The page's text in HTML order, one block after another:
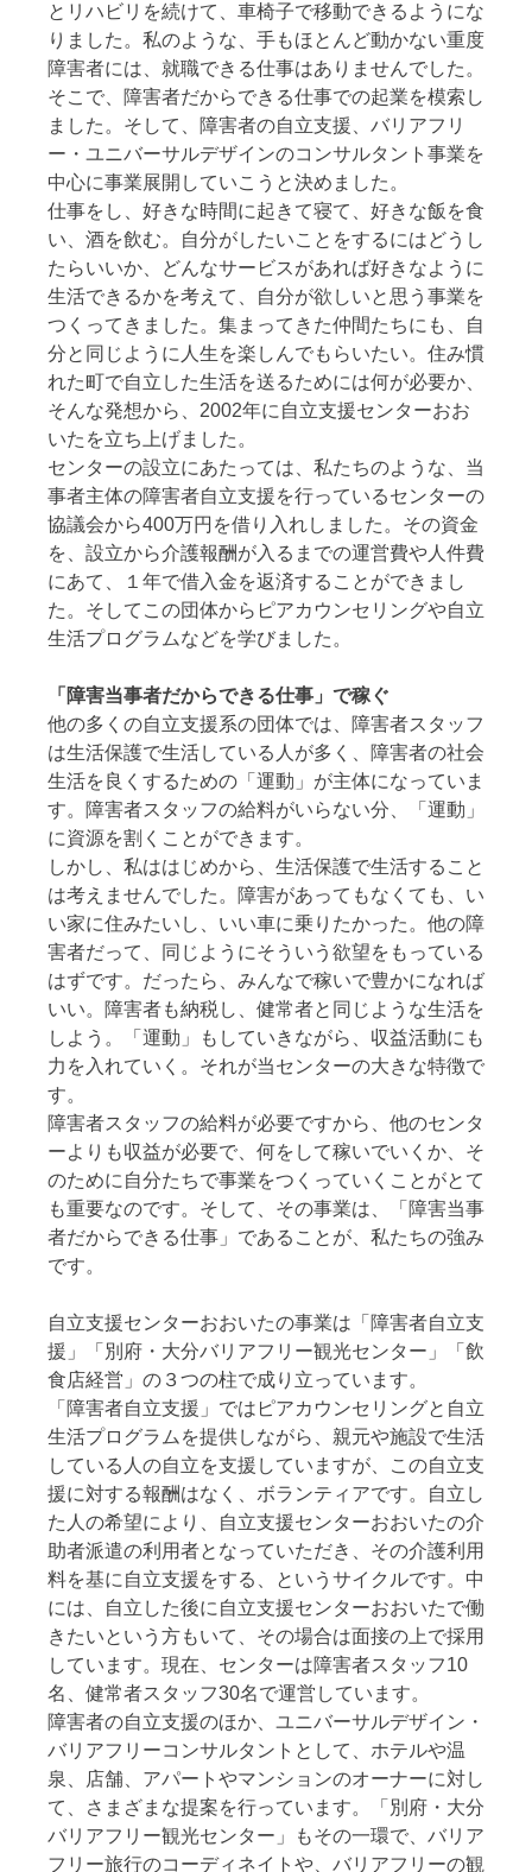
とリハビリを続けて、車椅子で移動できるようにな
りました。私のような、手もほとんど動かない重度
障害者には、就職できる仕事はありませんでした。
そこで、障害者だからできる仕事での起業を模索し
ました。そして、障害者の自立支援、バリアフリ
ー・ユニバーサルデザインのコンサルタント事業を
中心に事業展開していこうと決めました。
仕事をし、好きな時間に起きて寝て、好きな飯を食
い、酒を飲む。自分がしたいことをするにはどうし
たらいいか、どんなサービスがあれば好きなように
生活できるかを考えて、自分が欲しいと思う事業を
つくってきました。集まってきた仲間たちにも、自
分と同じように人生を楽しんでもらいたい。住み慣
れた町で自立した生活を送るためには何が必要か、
そんな発想から、2002年に自立支援センターおお
いたを立ち上げました。
センターの設立にあたっては、私たちのような、当
事者主体の障害者自立支援を行っているセンターの
協議会から400万円を借り入れしました。その資金
を、設立から介護報酬が入るまでの運営費や人件費
にあて、１年で借入金を返済することができまし
た。そしてこの団体からピアカウンセリングや自立
生活プログラムなどを学びました。
「障害当事者だからできる仕事」で稼ぐ
他の多くの自立支援系の団体では、障害者スタッフ
は生活保護で生活している人が多く、障害者の社会
生活を良くするための「運動」が主体になっていま
す。障害者スタッフの給料がいらない分、「運動」
に資源を割くことができます。
しかし、私ははじめから、生活保護で生活すること
は考えませんでした。障害があってもなくても、い
い家に住みたいし、いい車に乗りたかった。他の障
害者だって、同じようにそういう欲望をもっている
はずです。だったら、みんなで稼いで豊かになれば
いい。障害者も納税し、健常者と同じような生活を
しよう。「運動」もしていきながら、収益活動にも
力を入れていく。それが当センターの大きな特徴で
す。
障害者スタッフの給料が必要ですから、他のセンタ
ーよりも収益が必要で、何をして稼いでいくか、そ
のために自分たちで事業をつくっていくことがとて
も重要なのです。そして、その事業は、「障害当事
者だからできる仕事」であることが、私たちの強み
です。
自立支援センターおおいたの事業は「障害者自立支
援」「別府・大分バリアフリー観光センター」「飲
食店経営」の３つの柱で成り立っています。
「障害者自立支援」ではピアカウンセリングと自立
生活プログラムを提供しながら、親元や施設で生活
している人の自立を支援していますが、この自立支
援に対する報酬はなく、ボランティアです。自立し
た人の希望により、自立支援センターおおいたの介
助者派遣の利用者となっていただき、その介護利用
料を基に自立支援をする、というサイクルです。中
には、自立した後に自立支援センターおおいたで働
きたいという方もいて、その場合は面接の上で採用
しています。現在、センターは障害者スタッフ10
名、健常者スタッフ30名で運営しています。
障害者の自立支援のほか、ユニバーサルデザイン・
バリアフリーコンサルタントとして、ホテルや温
泉、店舗、アパートやマンションのオーナーに対し
て、さまざまな提案を行っています。「別府・大分
バリアフリー観光センター」もその一環で、バリア
フリー旅行のコーディネイトや、バリアフリーの観